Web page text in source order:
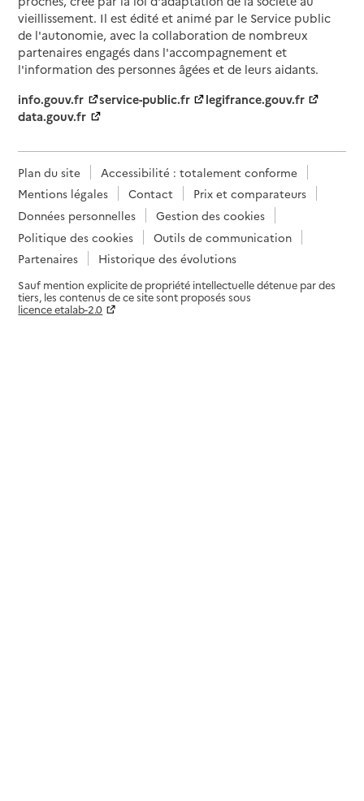
vieillissement. Il est édité et animé par le Service public
de l'autonomie, avec la collaboration de nombreux
partenaires engagés dans l'accompagnement et
l'information des personnes âgées et de leurs aidants.
info.gouv.fr
service-public.fr
legifrance.gouv.fr
data.gouv.fr
Plan du site
Accessibilité : totalement conforme
Mentions légales
Contact
Prix et comparateurs
Données personnelles
Gestion des cookies
Politique des cookies
Outils de communication
Partenaires
Historique des évolutions
Sauf mention explicite de propriété intellectuelle détenue par des
tiers, les contenus de ce site sont proposés sous
licence etalab-2.0